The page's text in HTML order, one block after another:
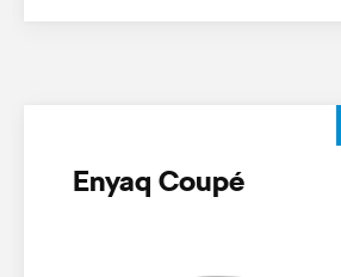
Enyaq Coupé